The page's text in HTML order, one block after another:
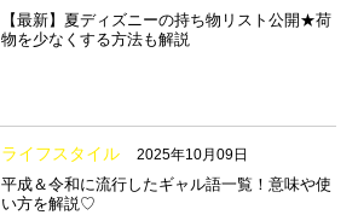
【最新】夏ディズニーの持ち物リスト公開★荷
物を少なくする方法も解説
ライフスタイル 2025年10月09日
平成＆令和に流行したギャル語一覧！意味や使
い方を解説♡